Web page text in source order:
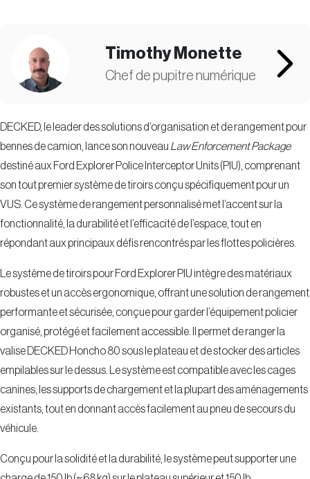
Timothy Monette
Chef de pupitre numérique
DECKED, le leader des solutions d’organisation et de rangement pour
bennes de camion, lance son nouveau Law Enforcement Package
destiné aux Ford Explorer Police Interceptor Units (PIU), comprenant
son tout premier système de tiroirs conçu spécifiquement pour un
VUS. Ce système de rangement personnalisé met l’accent sur la
fonctionnalité, la durabilité et l’efficacité de l’espace, tout en
répondant aux principaux défis rencontrés par les flottes policières.
Le système de tiroirs pour Ford Explorer PIU intègre des matériaux
robustes et un accès ergonomique, offrant une solution de rangement
performante et sécurisée, conçue pour garder l’équipement policier
organisé, protégé et facilement accessible. Il permet de ranger la
valise DECKED Honcho 80 sous le plateau et de stocker des articles
empilables sur le dessus. Le système est compatible avec les cages
canines, les supports de chargement et la plupart des aménagements
existants, tout en donnant accès facilement au pneu de secours du
véhicule.
Conçu pour la solidité et la durabilité, le système peut supporter une